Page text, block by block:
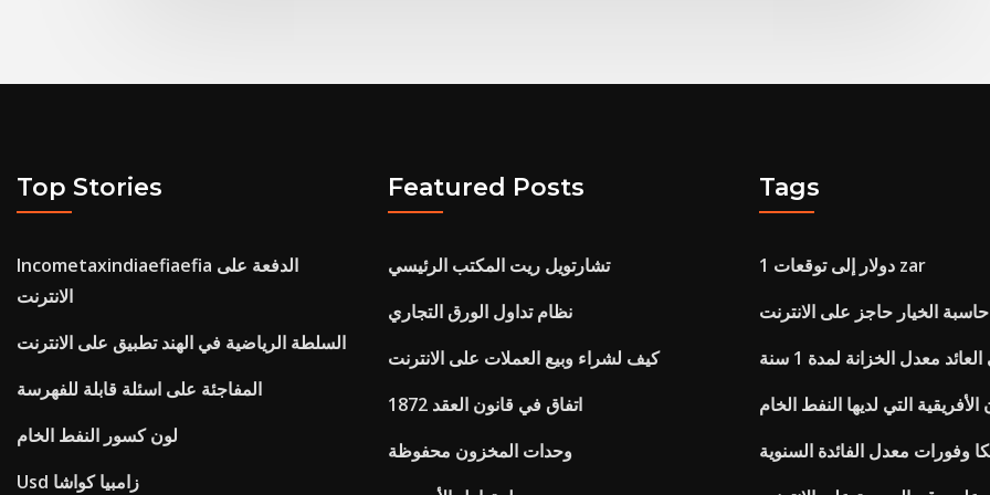
Top Stories
Incometaxindiaefiaefia الدفعة على
الانترنت
السلطة الرياضية في الهند تطبيق على الانترنت
المفاجئة على اسئلة قابلة للفهرسة
لون كسور النفط الخام
Usd زامبيا كواشا
Featured Posts
تشارتويل ريت المكتب الرئيسي
نظام تداول الورق التجاري
كيف لشراء وبيع العملات على الانترنت
اتفاق في قانون العقد 1872
وحدات المخزون محفوظة
Tags
1 دولار إلى توقعات zar
حاسبة الخيار حاجز على الانترنت
معدل الخزانة لمدة 1 سنة
الأفريقية التي لديها النفط الخام
وفورات معدل الفائدة السنوية